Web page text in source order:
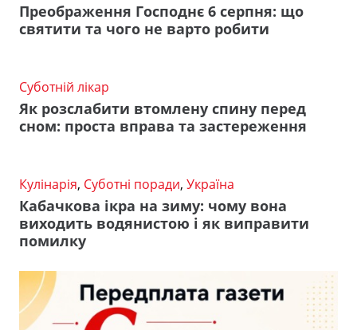
Преображення Господнє 6 серпня: що
святити та чого не варто робити
Суботній лікар
Як розслабити втомлену спину перед
сном: проста вправа та застереження
Кулінарія, Суботні поради, Україна
Кабачкова ікра на зиму: чому вона
виходить водянистою і як виправити
помилку